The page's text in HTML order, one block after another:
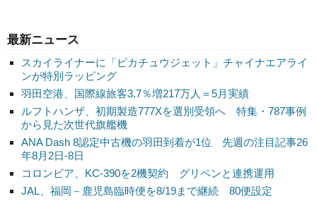
最新ニュース
スカイライナーに「ピカチュウジェット」チャイナエアライ
ンが特別ラッピング
羽田空港、国際線旅客3.7％増217万人＝5月実績
ルフトハンザ、初期製造777Xを選別受領へ 特集・787事例
から見た次世代旗艦機
ANA Dash 8認定中古機の羽田到着が1位 先週の注目記事26
年8月2日-8日
コロンビア、KC-390を2機契約 グリペンと連携運用
JAL、福岡－鹿児島臨時便を8/19まで継続 80便設定